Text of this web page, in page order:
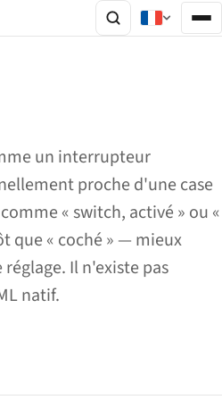
un interrupteur
proche d'une case
« switch, activé » ou «
que « coché » — mieux
Il n'existe pas
natif.